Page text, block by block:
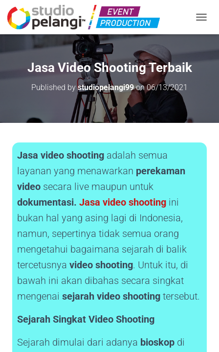
Jasa Video Shooting Terbaik
Published bystudiopelangi99on06/13/2021
Jasa video shooting adalah semua
layanan yang menawarkan perekaman
video secara live maupun untuk
dokumentasi. Jasa video shooting ini
bukan hal yang asing lagi di Indonesia,
namun, sepertinya tidak semua orang
mengetahui bagaimana sejarah di balik
tercetusnya video shooting. Untuk itu, di
bawah ini akan dibahas secara singkat
mengenai sejarah video shooting tersebut.
Sejarah Singkat Video Shooting
Sejarah dimulai dari adanya bioskop di